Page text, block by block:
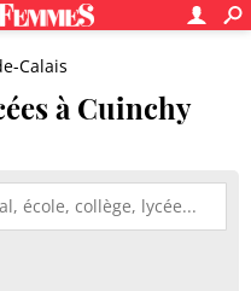
Calais
à Cuinchy